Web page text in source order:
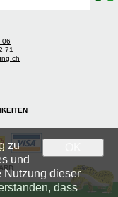
06
71
zu
und
Nutzung dieser
dass